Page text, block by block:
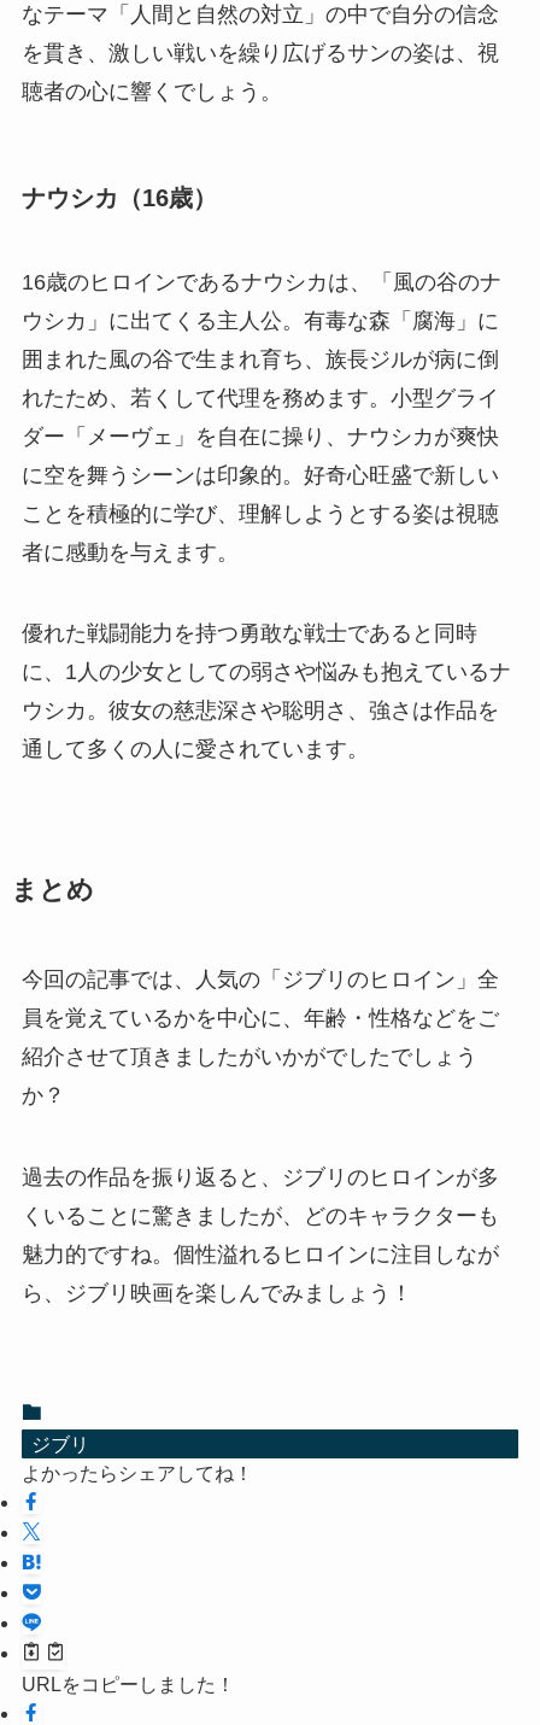
なテーマ「人間と自然の対立」の中で自分の信念
を貫き、激しい戦いを繰り広げるサンの姿は、視
聴者の心に響くでしょう。
ナウシカ（16歳）
16歳のヒロインであるナウシカは、「風の谷のナ
ウシカ」に出てくる主人公。有毒な森「腐海」に
囲まれた風の谷で生まれ育ち、族長ジルが病に倒
れたため、若くして代理を務めます。小型グライ
ダー「メーヴェ」を自在に操り、ナウシカが爽快
に空を舞うシーンは印象的。好奇心旺盛で新しい
ことを積極的に学び、理解しようとする姿は視聴
者に感動を与えます。
優れた戦闘能力を持つ勇敢な戦士であると同時
に、1人の少女としての弱さや悩みも抱えているナ
ウシカ。彼女の慈悲深さや聡明さ、強さは作品を
通して多くの人に愛されています。
まとめ
今回の記事では、人気の「ジブリのヒロイン」全
員を覚えているかを中心に、年齢・性格などをご
紹介させて頂きましたがいかがでしたでしょう
か？
過去の作品を振り返ると、ジブリのヒロインが多
くいることに驚きましたが、どのキャラクターも
魅力的ですね。個性溢れるヒロインに注目しなが
ら、ジブリ映画を楽しんでみましょう！
ジブリ
よかったらシェアしてね！
URLをコピーしました！